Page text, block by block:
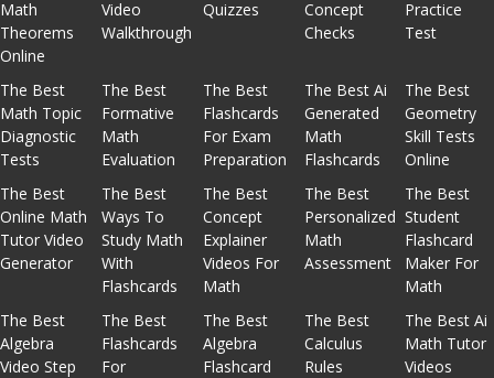
Math
Theorems
Online
Video
Walkthrough
Quizzes
Concept
Checks
Practice
Test
The Best
Math Topic
Diagnostic
Tests
The Best
Formative
Math
Evaluation
The Best
Flashcards
For Exam
Preparation
The Best Ai
Generated
Math
Flashcards
The Best
Geometry
Skill Tests
Online
The Best
Online Math
Tutor Video
Generator
The Best
Ways To
Study Math
With
Flashcards
The Best
Concept
Explainer
Videos For
Math
The Best
Personalized
Math
Assessment
The Best
Student
Flashcard
Maker For
Math
The Best
Algebra
Video Step
The Best
Flashcards
For
The Best
Algebra
Flashcard
The Best
Calculus
Rules
The Best Ai
Math Tutor
Videos